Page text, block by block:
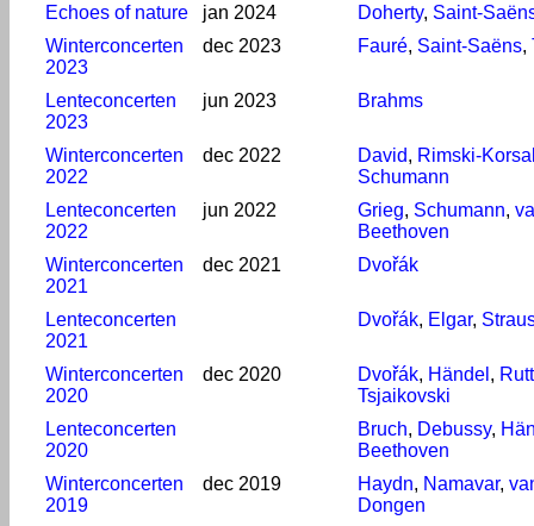
Echoes of nature jan 2024 Doherty, Saint-
Winterconcerten
2023
dec 2023 Fauré, Saint-Saëns,
Lenteconcerten
2023
jun 2023 Brahms
Winterconcerten
2022
dec 2022 David, Rimski-
Schumann
Lenteconcerten
2022
jun 2022 Grieg, Schumann,
Beethoven
Winterconcerten
2021
dec 2021 Dvořák
Lenteconcerten
2021
Dvořák, Elgar,
Winterconcerten
2020
dec 2020 Dvořák, Händel ,
Tsjaikovski
Lenteconcerten
2020
Bruch, Debussy,
Beethoven
Winterconcerten
2019
dec 2019 Haydn, Namavar,
Dongen